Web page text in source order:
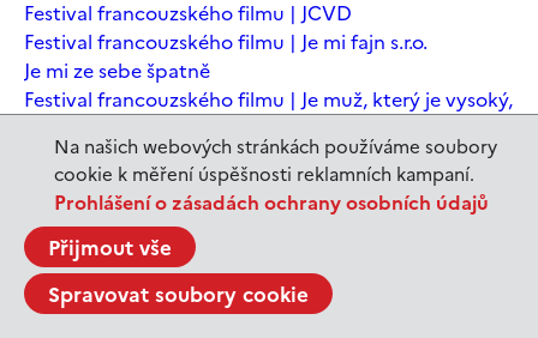
Na našich webových stránkách používáme soubory
cookie k měření úspěšnosti reklamních kampaní.
Prohlášení o zásadách ochrany osobních údajů
Přijmout vše
Spravovat soubory cookie
Festival francouzského filmu | JCVD
Festival francouzského filmu | Je mi fajn s.r.o.
Je mi ze sebe špatně
Festival francouzského filmu | Je muž, který je vysoký,
Chomským
Festival francouzského filmu | Je to jen konec světa
Festival francouzského filmu | Je to jen konec světa
Festival francouzského filmu | Jeanne du Barry -
Králova milenka
Jeanne du Barry – Králova milenka